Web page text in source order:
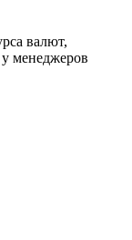
валют,
у менеджеров